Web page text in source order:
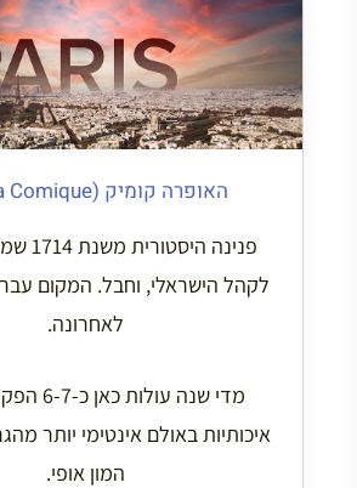
האופרה קומיק (Opéra Comique)
פנינה
לקהל הישראלי, וחבל. המקום
לאחרונה.
מדי שנה
איכותיות באולם אינטימי יותר
המון אופי.